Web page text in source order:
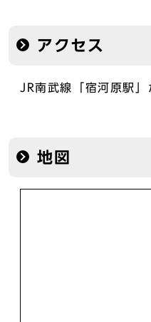
アクセス
JR南武線「宿河原駅
地図